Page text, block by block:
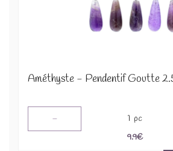
Améthyste - Pendentif Goutte
- 1 pc
9.9€